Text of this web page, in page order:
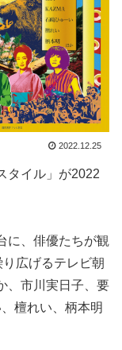
2022.12.25
タイル」が2022
に、俳優たちが観
り広げるテレビ朝
、市川実日子、要
檀れい、柄本明